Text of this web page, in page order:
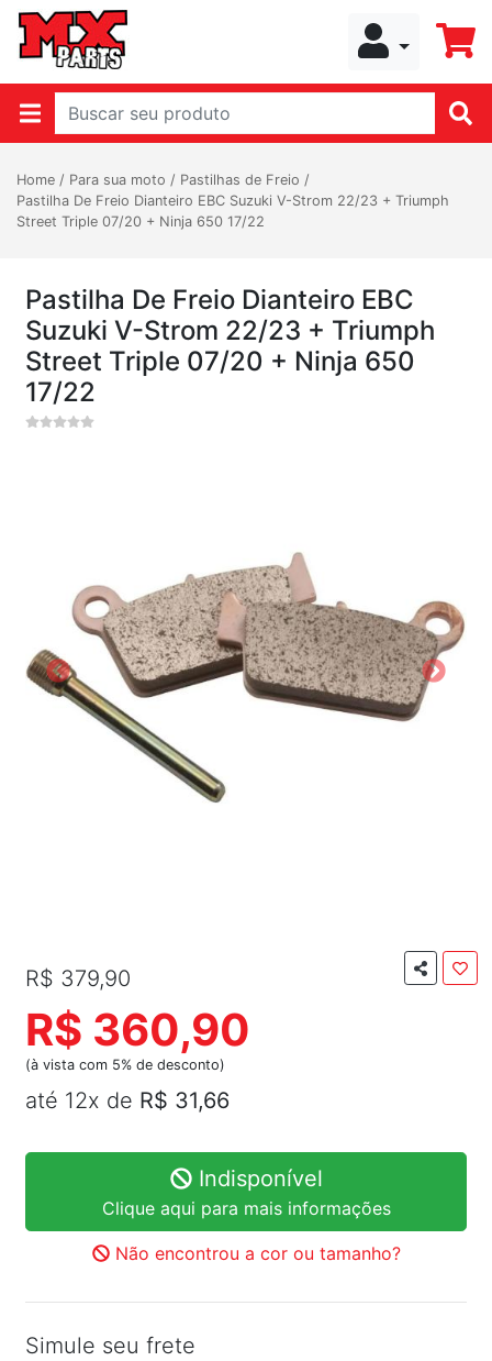
Home / Para sua moto / Pastilhas de Freio /
Pastilha De Freio Dianteiro EBC Suzuki V-Strom 22/23 + Triumph
Street Triple 07/20 + Ninja 650 17/22
Pastilha De Freio Dianteiro EBC
Suzuki V-Strom 22/23 + Triumph
Street Triple 07/20 + Ninja 650
17/22
R$ 379,90
R$ 360,90
(à vista com 5% de desconto)
até 12x de R$ 31,66
Indisponível
Clique aqui para mais informações
Não encontrou a cor ou tamanho?
Simule seu frete